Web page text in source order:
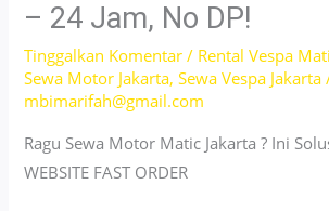
Pelayanan
24
Jam
– 24 Jam, No DP!
Tinggalkan Komentar / Rental Vespa
Sewa Motor Jakarta,Sewa Vespa Jakarta
mbimarifah@gmail.com
Ragu Sewa Motor Matic Jakarta ? Ini
WEBSITE FAST ORDER